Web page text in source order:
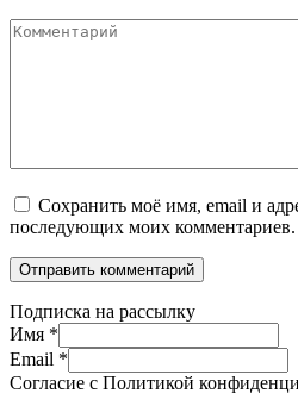
Комментарий
Сохранить моё имя, email и
последующих моих комментариев.
Подписка на рассылку
Имя *
Email *
Согласие с Политикой